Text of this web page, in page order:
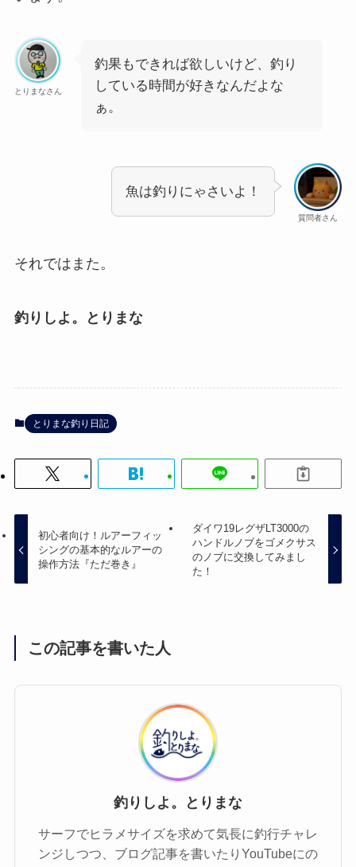
とりまなさん
釣果もできれば欲しいけど、釣り
している時間が好きなんだよな
ぁ。
質問者さん
魚は釣りにゃさいよ！
それではまた。
釣りしよ。とりまな
とりまな釣り日記
初心者向け！ルアーフィッ
シングの基本的なルアーの
操作方法『ただ巻き』
ダイワ19レグザLT3000の
ハンドルノブをゴメクサス
のノブに交換してみまし
た！
この記事を書いた人
釣りしよ。とりまな
サーフでヒラメサイズを求めて気長に釣行チャレ
ンジしつつ、ブログ記事を書いたりYouTubeにの